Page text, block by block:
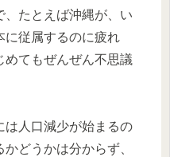
、たとえば沖縄が、い
に従属するのに疲れ
めてもぜんぜん不思議
は人口減少が始まるの
どうかは分からず、